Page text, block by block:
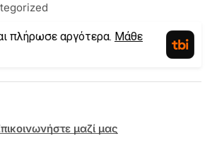
πλήρωσε αργότερα. Μάθε
μαζί μας